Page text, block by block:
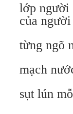
lớp người
của
từng ngõ
mạch
sụt lún